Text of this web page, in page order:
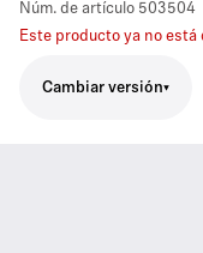
Núm. de artículo 503504
Este producto ya no
Cambiar versión